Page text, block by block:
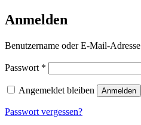
Anmelden
Benutzername oder E-Mail-Adresse
Passwort *
Angemeldet bleiben Anmelden
Passwort vergessen?